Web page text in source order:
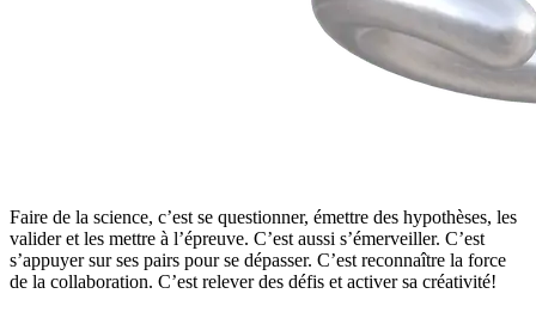
Faire de la science, c’est se questionner, émettre des hypothèses, les
valider et les mettre à l’épreuve. C’est aussi s’émerveiller. C’est
s’appuyer sur ses pairs pour se dépasser. C’est reconnaître la force
de la collaboration. C’est relever des défis et activer sa créativité!